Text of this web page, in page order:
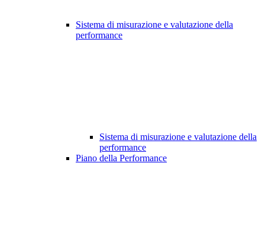
Sistema di misurazione e valutazione della
performance
Sistema di misurazione e valutazione della
performance
Piano della Performance